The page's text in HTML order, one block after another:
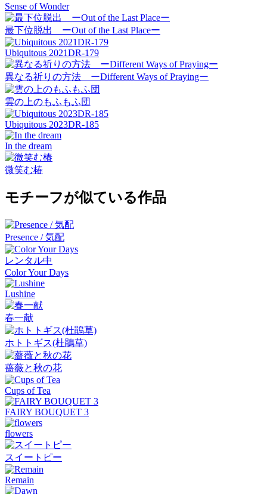
Sense of Wonder
最下位脱出 ーOut of the Last Placeー
Ubiquitous 2021DR-179
異なる祈りの方法 ーDifferent Ways of Prayingー
雲の上のもふもふ団
Ubiquitous 2023DR-185
In the dream
微笑む椿
モチーフが似ている作品
Presence / 気配
レンタル中
Color Your Days
Lushine
春一献
ホトトギス(杜鵑草)
薔薇と秋の花
Cups of Tea
FAIRY BOUQUET 3
flowers
スイートピー
Remain